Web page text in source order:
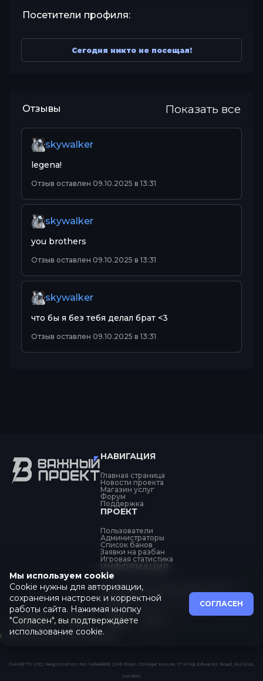
Посетители профиля:
Сегодня никто не посещал!
Отзывы Показать все
skywalker
legena!
Отзыв оставлен 09.10.2025 в 13:31
skywalker
you brothers
Отзыв оставлен 09.10.2025 в 13:31
skywalker
что бы я без тебя делал брат <3
Отзыв оставлен 09.10.2025 в 13:31
НАВИГАЦИЯ
Главная страница
Новости проекта
Магазин услуг
Форум
Поддержка
ПРОЕКТ
Пользователи
Администраторы
Список банов
Заявки на разбан
Игровая статистика
ИНФОРМАЦИЯ
Об обработке персональных данных
Политика конфиденциальности
Оферта
Пользовательское соглашение
Все системы в порядке
GAMETTI LTD, Registration No. 14348659, 2nd Floor, College House, 17 King Edwards Road, Ruislip,
London
Мы используем cookie
Cookie нужны для авторизации,
сохранения настроек и корректной
работы сайта. Нажимая кнопку
"Согласен", вы подтверждаете
использование cookie.
СОГЛАСЕН